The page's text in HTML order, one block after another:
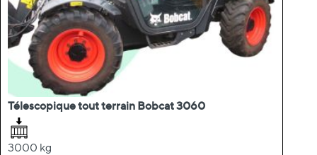
Télescopique tout terrain Bobcat 3060
3000 kg